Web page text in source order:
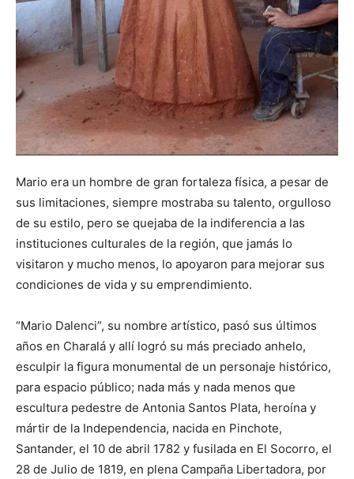
Mario era un hombre de gran fortaleza física, a pesar de
sus limitaciones, siempre mostraba su talento, orgulloso
de su estilo, pero se quejaba de la indiferencia a las
instituciones culturales de la región, que jamás lo
visitaron y mucho menos, lo apoyaron para mejorar sus
condiciones de vida y su emprendimiento.
“Mario Dalenci”, su nombre artístico, pasó sus últimos
años en Charalá y allí logró su más preciado anhelo,
esculpir la figura monumental de un personaje histórico,
para espacio público; nada más y nada menos que
escultura pedestre de Antonia Santos Plata, heroína y
mártir de la Independencia, nacida en Pinchote,
Santander, el 10 de abril 1782 y fusilada en El Socorro, el
28 de Julio de 1819, en plena Campaña Libertadora, por